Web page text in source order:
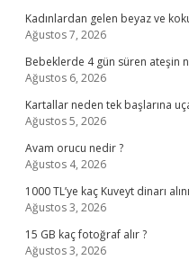
Kadınlardan gelen beyaz ve
Ağustos 7, 2026
Bebeklerde 4 gün süren ateşin
Ağustos 6, 2026
Kartallar neden tek başlarına
Ağustos 5, 2026
Avam orucu nedir ?
Ağustos 4, 2026
1000 TL’ye kaç Kuveyt dinarı
Ağustos 3, 2026
15 GB kaç fotoğraf alır ?
Ağustos 3, 2026